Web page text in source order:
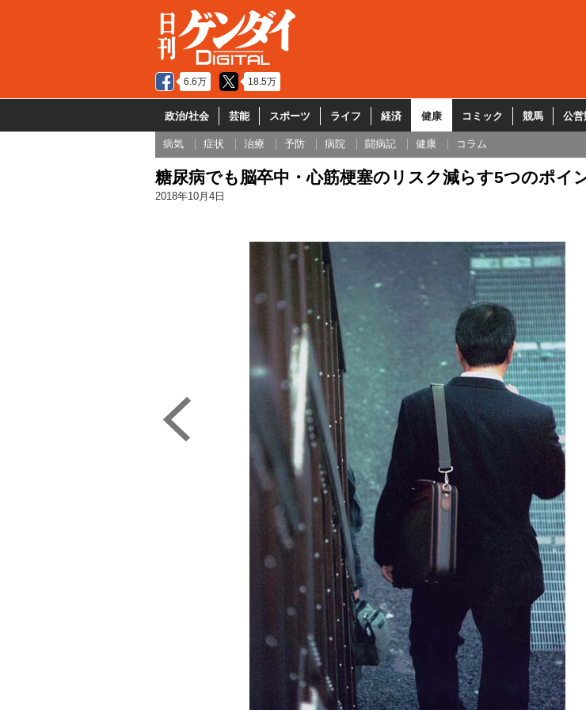
6.6万 18.5万
政治/社会 芸能 スポーツ ライフ 経済 健康 コミック 競馬 公営
病気 症状 治療 予防 病院 闘病記 健康 コラム
糖尿病でも脳卒中・心筋梗塞のリスク減らす5つのポイ
2018年10月4日